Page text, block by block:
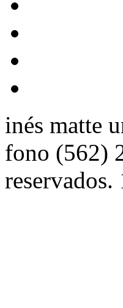
inés matte
fono (562)
reservados.